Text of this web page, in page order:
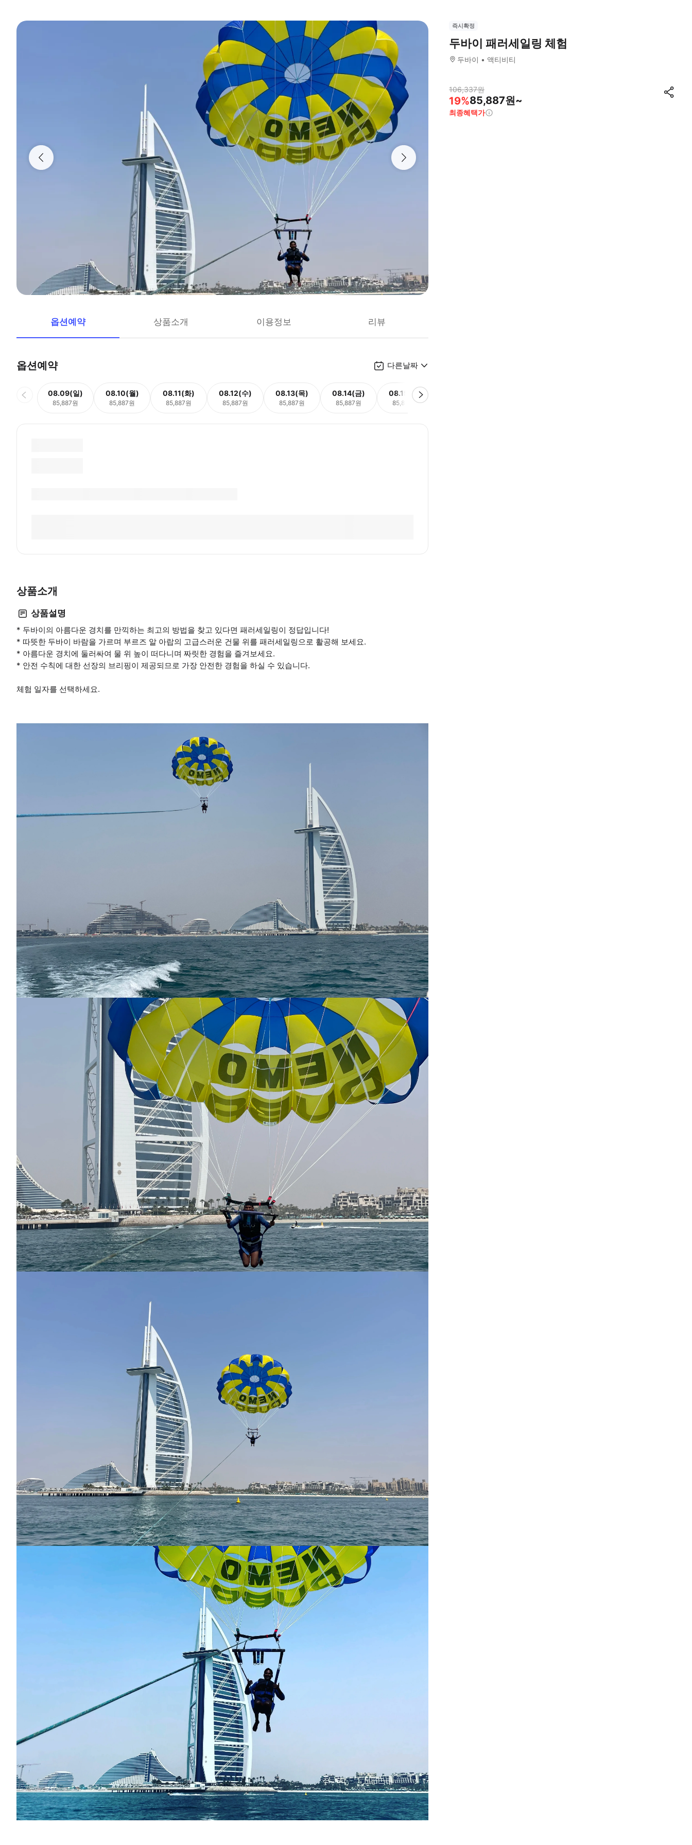
옵션예약 상품소개 이용정보 리뷰
옵션예약 다른날짜
08.09(일)
85,887원
08.10(월)
85,887원
08.11(화)
85,887원
08.12(수)
85,887원
08.13(목)
85,887원
08.14(금)
85,887원
08.15(토)
85,887원
상품소개
상품설명
* 두바이의 아름다운 경치를 만끽하는 최고의 방법을 찾고 있다면 패러세일링이 정답입니다!
* 따뜻한 두바이 바람을 가르며 부르즈 알 아랍의 고급스러운 건물 위를 패러세일링으로 활공해 보세요.
* 아름다운 경치에 둘러싸여 물 위 높이 떠다니며 짜릿한 경험을 즐겨보세요.
* 안전 수칙에 대한 선장의 브리핑이 제공되므로 가장 안전한 경험을 하실 수 있습니다.
체험 일자를 선택하세요.
즉시확정
두바이 패러세일링 체험
두바이 액티비티
106,337원
19%85,887원~
최종혜택가